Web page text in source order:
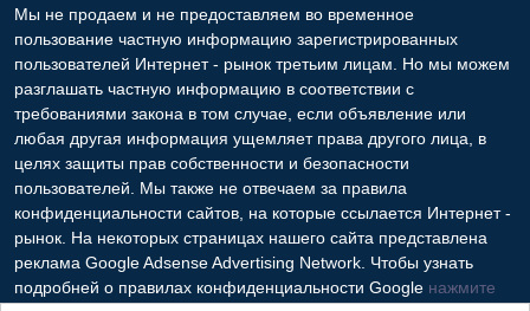
Мы не продаем и не предоставляем во временное
пользование частную информацию зарегистрированных
пользователей Интернет - рынок третьим лицам. Но мы можем
разглашать частную информацию в соответствии с
требованиями закона в том случае, если объявление или
любая другая информация ущемляет права другого лица, в
целях защиты прав собственности и безопасности
пользователей. Мы также не отвечаем за правила
конфиденциальности сайтов, на которые ссылается Интернет -
рынок. На некоторых страницах нашего сайта представлена
реклама Google Adsense Advertising Network. Чтобы узнать
подробней о правилах конфиденциальности Google нажмите